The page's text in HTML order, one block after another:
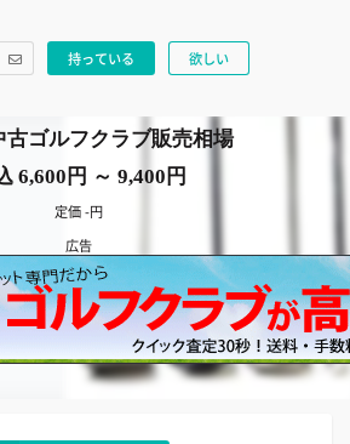
持っている 欲しい
古ゴルフクラブ販売相場
6,600円 ～ 9,400円
定価 -円
広告